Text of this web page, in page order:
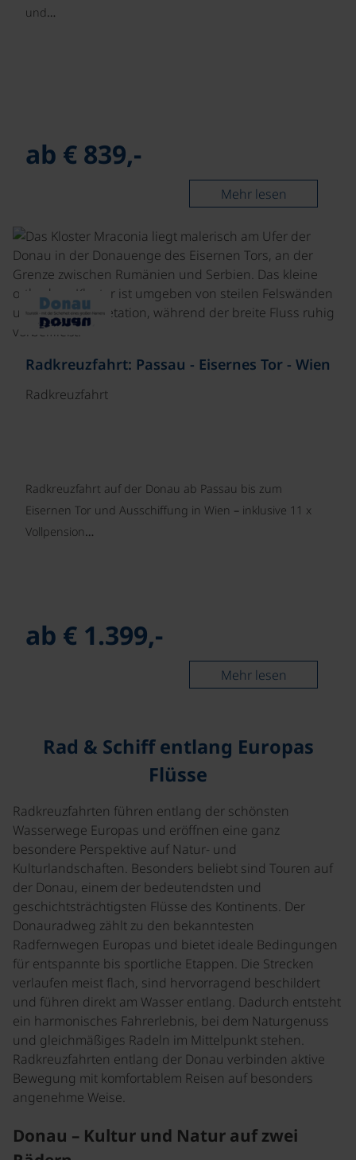
und…
ab € 839,-
Mehr lesen
Radkreuzfahrt: Passau - Eisernes Tor - Wien
Radkreuzfahrt
Radkreuzfahrt auf der Donau ab Passau bis zum
Eisernen Tor und Ausschiffung in Wien – inklusive 11 x
Vollpension…
ab € 1.399,-
Mehr lesen
Rad & Schiff entlang Europas
Flüsse
Radkreuzfahrten führen entlang der schönsten
Wasserwege Europas und eröffnen eine ganz
besondere Perspektive auf Natur- und
Kulturlandschaften. Besonders beliebt sind Touren auf
der Donau, einem der bedeutendsten und
geschichtsträchtigsten Flüsse des Kontinents. Der
Donauradweg zählt zu den bekanntesten
Radfernwegen Europas und bietet ideale Bedingungen
für entspannte bis sportliche Etappen. Die Strecken
verlaufen meist flach, sind hervorragend beschildert
und führen direkt am Wasser entlang. Dadurch entsteht
ein harmonisches Fahrerlebnis, bei dem Naturgenuss
und gleichmäßiges Radeln im Mittelpunkt stehen.
Radkreuzfahrten entlang der Donau verbinden aktive
Bewegung mit komfortablem Reisen auf besonders
angenehme Weise.
Donau – Kultur und Natur auf zwei